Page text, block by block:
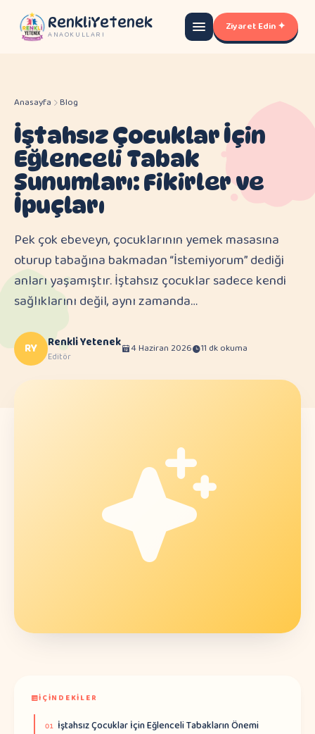
RenkliYetenek
ANAOKULLARI
Ziyaret Edin ✦
Anasayfa Blog
İştahsız Çocuklar İçin
Eğlenceli Tabak
Sunumları: Fikirler ve
İpuçları
Pek çok ebeveyn, çocuklarının yemek masasına
oturup tabağına bakmadan “İstemiyorum” dediği
anları yaşamıştır. İştahsız çocuklar sadece kendi
sağlıklarını değil, aynı zamanda…
RY Renkli Yetenek
Editör
4 Haziran 2026 11 dk okuma
İÇINDEKILER
01 İştahsız Çocuklar İçin Eğlenceli Tabakların Önemi